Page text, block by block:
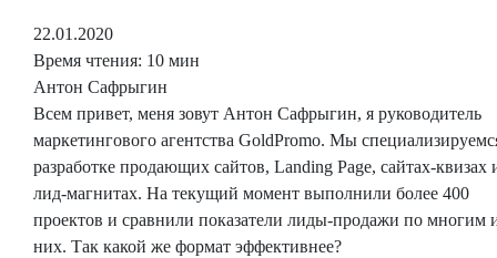
22.01.2020
Время чтения: 10 мин
Антон Сафрыгин
Всем привет, меня зовут Антон Сафрыгин, я руководитель
маркетингового агентства GoldPromo. Мы
разработке продающих сайтов, Landing Page, сайтах-квизах
лид-магнитах. На текущий момент выполнили более 400
проектов и сравнили показатели лиды-продажи по многим
них. Так какой же формат эффективнее?